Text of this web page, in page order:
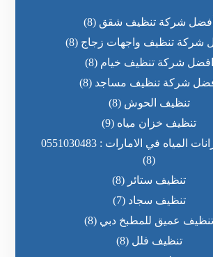
أفضل شركة تنظيف شقق (8)
شركة تنظيف واجهات زجاج (8)
افضل شركة تنظيف خيام (8)
شركة تنظيف مساجد (8)
تنظيف الحوش (8)
تنظيف خزان مياه (9)
في الامارات : 0551030483
(8)
تنظيف ستائر (8)
تنظيف سجاد (7)
تنظيف عميق للمطبخ دبي (8)
تنظيف فلل (8)